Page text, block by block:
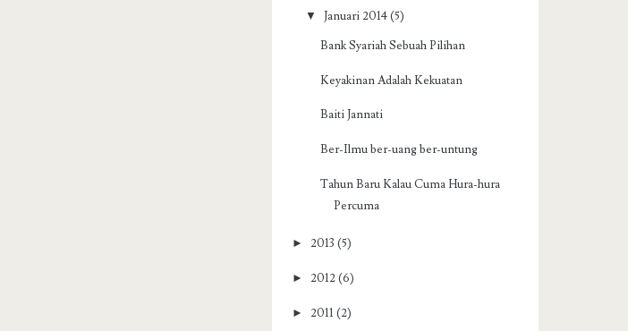
▼ Januari 2014(5)
Bank Syariah Sebuah Pilihan
Keyakinan Adalah Kekuatan
Baiti Jannati
Ber-Ilmu ber-uang ber-untung
Tahun Baru Kalau Cuma Hura-hura
Percuma
► 2013 (5)
► 2012 (6)
► 2011 (2)